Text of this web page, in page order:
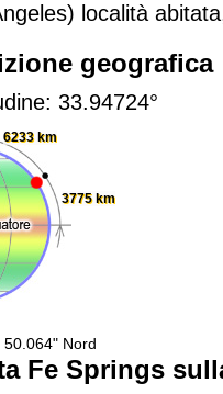
località
geografica
33.94724°
6233 km
3775 km
50.064" Nord
Fe Springs